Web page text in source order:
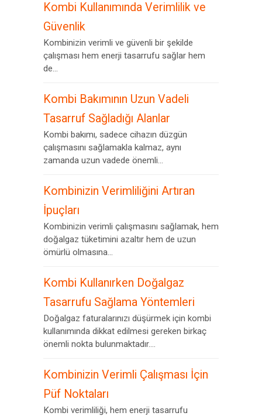
Kombi Kullanımında Verimlilik ve
Güvenlik
Kombinizin verimli ve güvenli bir şekilde
çalışması hem enerji tasarrufu sağlar hem
de...
Kombi Bakımının Uzun Vadeli
Tasarruf Sağladığı Alanlar
Kombi bakımı, sadece cihazın düzgün
çalışmasını sağlamakla kalmaz, aynı
zamanda uzun vadede önemli...
Kombinizin Verimliliğini Artıran
İpuçları
Kombinizin verimli çalışmasını sağlamak, hem
doğalgaz tüketimini azaltır hem de uzun
ömürlü olmasına...
Kombi Kullanırken Doğalgaz
Tasarrufu Sağlama Yöntemleri
Doğalgaz faturalarınızı düşürmek için kombi
kullanımında dikkat edilmesi gereken birkaç
önemli nokta bulunmaktadır....
Kombinizin Verimli Çalışması İçin
Püf Noktaları
Kombi verimliliği, hem enerji tasarrufu